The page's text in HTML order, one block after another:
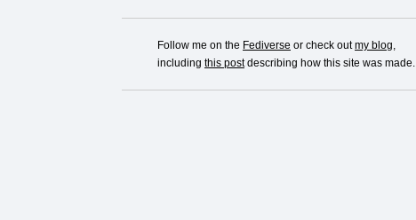
Follow me on the Fediverse or check outmy blog,
including this postdescribing how this site was made.